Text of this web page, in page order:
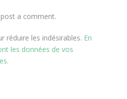
a comment.
réduire les indésirables. En
les données de vos
.